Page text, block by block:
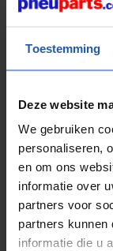
Toestemming
Deze website
We gebruiken
personaliseren,
en om ons
informatie over
partners voor
partners kunnen
informatie die u